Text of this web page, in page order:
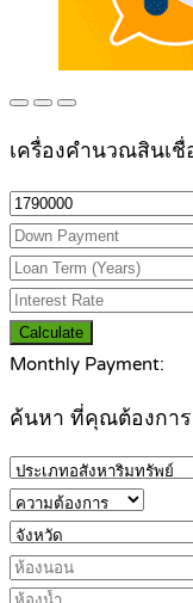
เครื่องคำนวณสินเชื่
Calculate
Monthly Payment:
ค้นหา ที่คุณต้องการ